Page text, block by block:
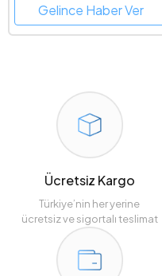
Gelince Haber Ver
Ücretsiz Kargo
Türkiye’nin her yerine
ücretsiz ve sigortalı teslimat